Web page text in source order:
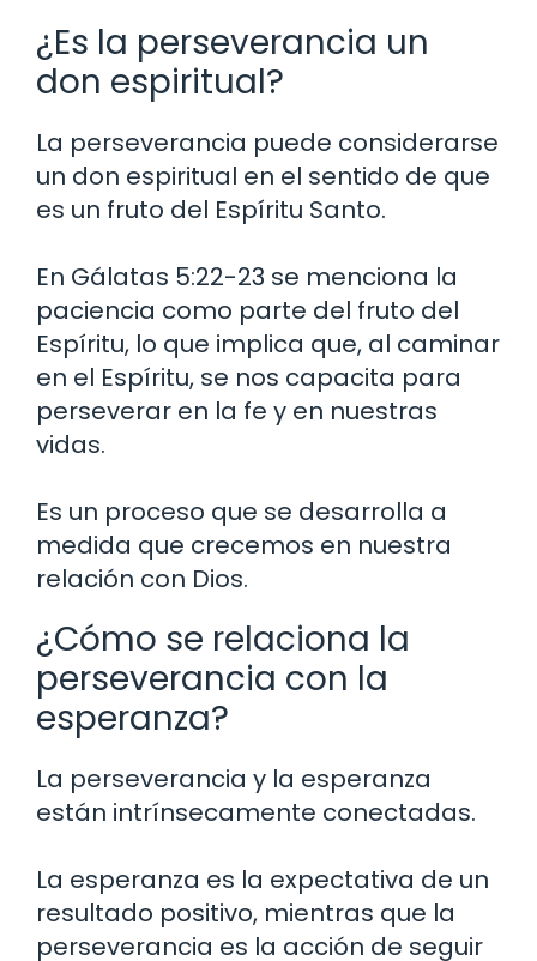
¿Es la perseverancia un
don espiritual?
La perseverancia puede considerarse
un don espiritual en el sentido de que
es un fruto del Espíritu Santo.
En Gálatas 5:22-23 se menciona la
paciencia como parte del fruto del
Espíritu, lo que implica que, al caminar
en el Espíritu, se nos capacita para
perseverar en la fe y en nuestras
vidas.
Es un proceso que se desarrolla a
medida que crecemos en nuestra
relación con Dios.
¿Cómo se relaciona la
perseverancia con la
esperanza?
La perseverancia y la esperanza
están intrínsecamente conectadas.
La esperanza es la expectativa de un
resultado positivo, mientras que la
perseverancia es la acción de seguir